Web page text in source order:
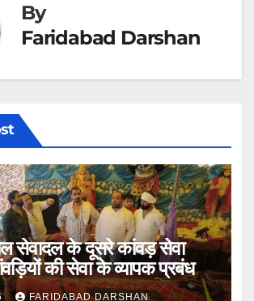
By
Faridabad Darshan
सेवादल के दूसरे कांवड़ सेवा
की सेवा के व्यापक प्रबंध
FARIDABAD DARSHAN